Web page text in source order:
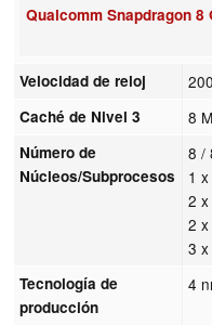
Qualcomm Snapdragon 8
Velocidad de reloj
Caché de Nivel 3 8
Número de
Núcleos/Subprocesos
8 /
1
2
2
3
Tecnología de
producción
4